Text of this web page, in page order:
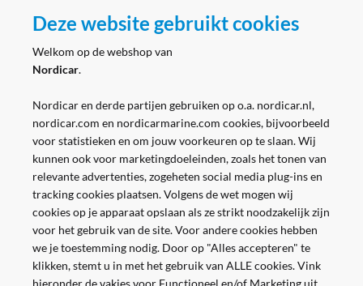
Volg ons
Deze website gebruikt cookies
Welkom op de webshop van
Nordicar.
Nordicar en derde partijen gebruiken op o.a. nordicar.nl,
nordicar.com en nordicarmarine.com cookies, bijvoorbeeld
voor statistieken en om jouw voorkeuren op te slaan. Wij
kunnen ook voor marketingdoeleinden, zoals het tonen van
relevante advertenties, zogeheten social media plug-ins en
tracking cookies plaatsen. Volgens de wet mogen wij
cookies op je apparaat opslaan als ze strikt noodzakelijk zijn
voor het gebruik van de site. Voor andere cookies hebben
we je toestemming nodig. Door op "Alles accepteren" te
klikken, stemt u in met het gebruik van ALLE cookies. Vink
hieronder de vakjes voor Functioneel en/of Marketing uit